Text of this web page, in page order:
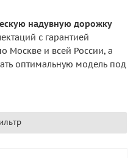
надувную дорожку
с гарантией
Москве и всей России, а
оптимальную модель под